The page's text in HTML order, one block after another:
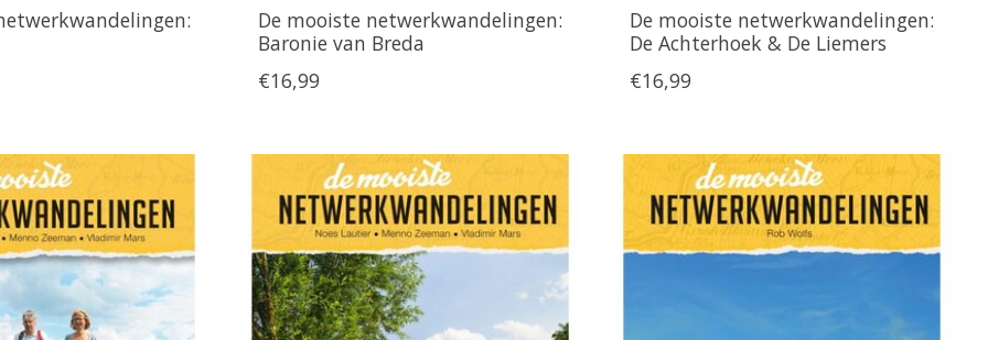
De mooiste netwerkwandelingen:
Baronie van Breda
€16,99
De mooiste netwerkwandelingen:
De Achterhoek & De Liemers
€16,99